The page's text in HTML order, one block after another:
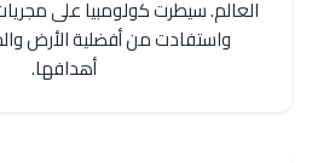
العالم. سيطرت كولومبيا على
واستفادت من أفضلية الأرض
أهدافها.